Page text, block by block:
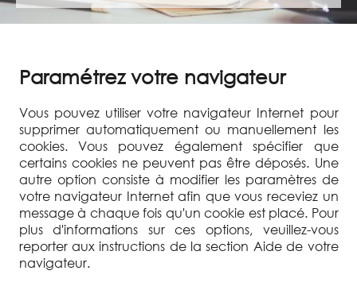
Paramétrez votre navigateur
Vous pouvez utiliser votre navigateur Internet pour
supprimer automatiquement ou manuellement les
cookies. Vous pouvez également spécifier que
certains cookies ne peuvent pas être déposés. Une
autre option consiste à modifier les paramètres de
votre navigateur Internet afin que vous receviez un
message à chaque fois qu'un cookie est placé. Pour
plus d'informations sur ces options, veuillez-vous
reporter aux instructions de la section Aide de votre
navigateur.